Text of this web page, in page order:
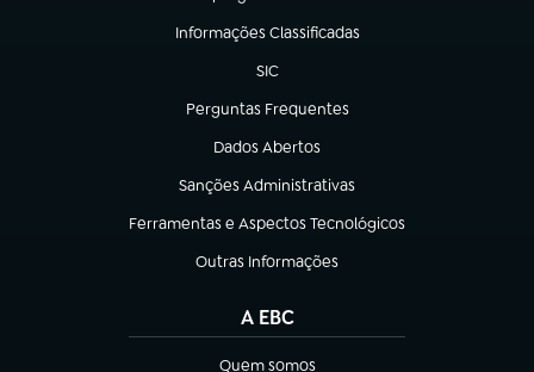
Informações Classificadas
(abre em nova aba)
SIC
(abre em nova aba)
Perguntas Frequentes
(abre em nova aba)
Dados Abertos
(abre em nova aba)
Sanções Administrativas
(abre em nova aba)
Ferramentas e Aspectos Tecnológicos
(abre em nova aba)
Outras Informações
(abre em nova aba)
A EBC
Quem somos